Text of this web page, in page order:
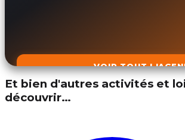
VOIR TOUT
Et bien d'autres activités et
découvrir…